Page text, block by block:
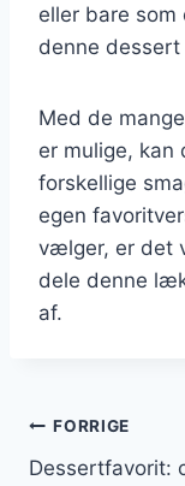
eller bare
denne
Med de
er mulige, kan
forskellige
egen
vælger, er det
dele denne
af.
FORRIGE
Dessertfavorit: